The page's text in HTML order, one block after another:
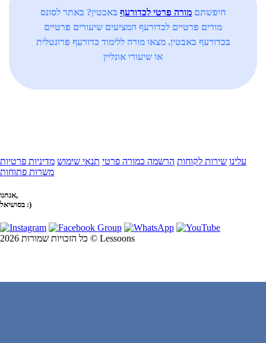
חיפשתם מורה פרטי לכדורעף באבטין? באתר לסונס
מורים פרטיים לכדורעף המציעים שיעורים פרטיים
בכדורעף באבטין. מצאו מורה ללימוד כדורעף פרונטלית
או שיעורי אונליין
עלינו שירות לקוחות הרשמה כמורה פרטי תנאי שימוש מדיניות פרטיות
משרות פתוחות
אנחנו,
בסושיאל :)
כל הזכויות שמורות 2026 © Lessoons